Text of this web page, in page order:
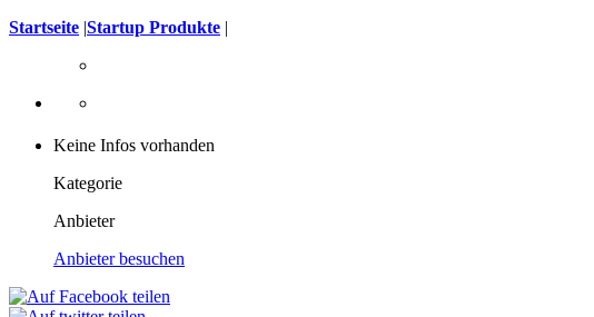
Startseite |Startup Produkte |
Keine Infos vorhanden
Kategorie
Anbieter
Anbieter besuchen